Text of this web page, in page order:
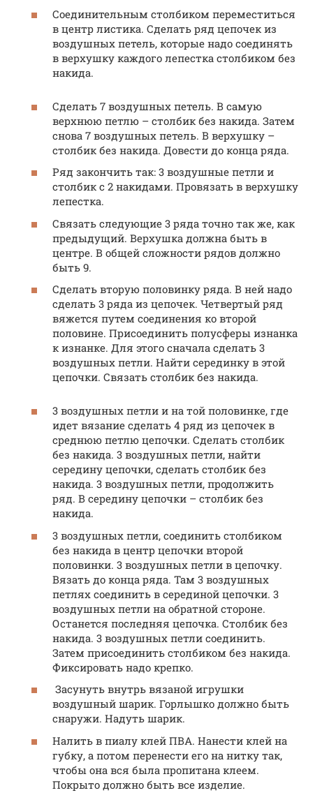
Соединительным столбиком переместиться
в центр листика. Сделать ряд цепочек из
воздушных петель, которые надо соединять
в верхушку каждого лепестка столбиком без
накида.
Сделать 7 воздушных петель. В самую
верхнюю петлю – столбик без накида. Затем
снова 7 воздушных петель. В верхушку –
столбик без накида. Довести до конца ряда.
Ряд закончить так: 3 воздушные петли и
столбик с 2 накидами. Провязать в верхушку
лепестка.
Связать следующие 3 ряда точно так же, как
предыдущий. Верхушка должна быть в
центре. В общей сложности рядов должно
быть 9.
Сделать вторую половинку ряда. В ней надо
сделать 3 ряда из цепочек. Четвертый ряд
вяжется путем соединения ко второй
половине. Присоединить полусферы изнанка
к изнанке. Для этого сначала сделать 3
воздушных петли. Найти серединку в этой
цепочки. Связать столбик без накида.
3 воздушных петли и на той половинке, где
идет вязание сделать 4 ряд из цепочек в
среднюю петлю цепочки. Сделать столбик
без накида. 3 воздушных петли, найти
середину цепочки, сделать столбик без
накида. 3 воздушных петли, продолжить
ряд. В середину цепочки – столбик без
накида.
3 воздушных петли, соединить столбиком
без накида в центр цепочки второй
половинки. 3 воздушных петли в цепочку.
Вязать до конца ряда. Там 3 воздушных
петлях соединить в серединой цепочки. 3
воздушных петли на обратной стороне.
Останется последняя цепочка. Столбик без
накида. 3 воздушных петли соединить.
Затем присоединить столбиком без накида.
Фиксировать надо крепко.
Засунуть внутрь вязаной игрушки
воздушный шарик. Горлышко должно быть
снаружи. Надуть шарик.
Налить в пиалу клей ПВА. Нанести клей на
губку, а потом перенести его на нитку так,
чтобы она вся была пропитана клеем.
Покрыто должно быть все изделие.